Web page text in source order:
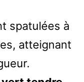
spatulées à
atteignant